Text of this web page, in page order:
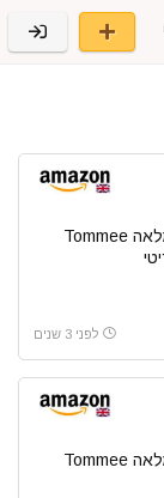
ערכת לידה מלאה Tommee
לפני 3 שנים
ערכת לידה מלאה Tommee